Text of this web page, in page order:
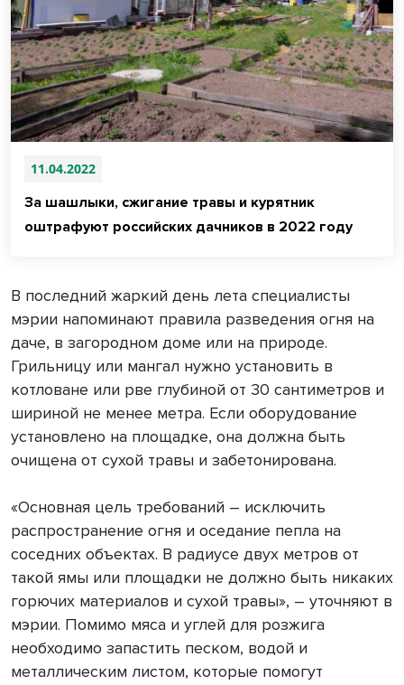
11.04.2022
За шашлыки, сжигание травы и курятник
оштрафуют российских дачников в 2022 году
В последний жаркий день лета специалисты
мэрии напоминают правила разведения огня на
даче, в загородном доме или на природе.
Грильницу или мангал нужно установить в
котловане или рве глубиной от 30 сантиметров и
шириной не менее метра. Если оборудование
установлено на площадке, она должна быть
очищена от сухой травы и забетонирована.
«Основная цель требований – исключить
распространение огня и оседание пепла на
соседних объектах. В радиусе двух метров от
такой ямы или площадки не должно быть никаких
горючих материалов и сухой травы», – уточняют в
мэрии. Помимо мяса и углей для розжига
необходимо запастить песком, водой и
металлическим листом, которые помогут